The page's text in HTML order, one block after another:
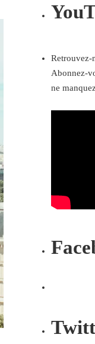
Retrouvez-
Abonnez-
ne